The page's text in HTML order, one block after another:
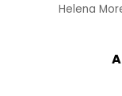
Helena